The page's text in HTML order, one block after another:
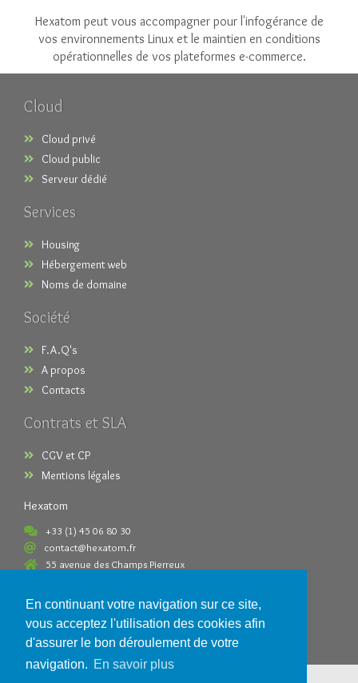
En continuant votre navigation sur ce site,
vous acceptez l'utilisation des cookies afin
d'assurer le bon déroulement de votre
navigation. En savoir plus
Hexatom peut vous accompagner pour l'infogérance de
vos environnements Linux et le maintien en conditions
opérationnelles de vos plateformes e-commerce.
Cloud
Cloud privé
Cloud public
Serveur dédié
Services
Housing
Hébergement web
Noms de domaine
Société
F.A.Q's
A propos
Contacts
Contrats et SLA
CGV et CP
Mentions légales
Hexatom
+33 (1) 45 06 80 30
contact@hexatom.fr
55 avenue des Champs Pierreux
Paiements acceptés